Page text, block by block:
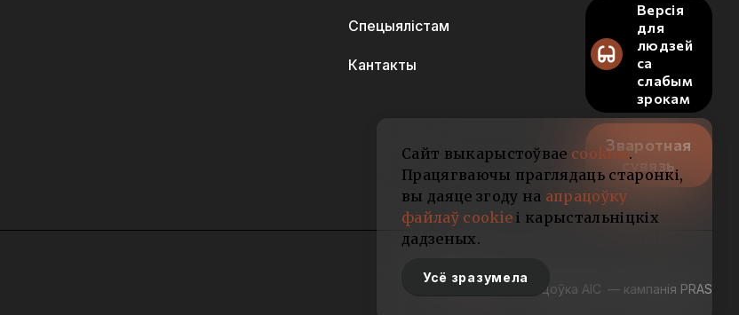
Спецыялістам
Кантакты
Версія
для
людзей
са
слабым
зрокам
Зваротная
сувязь
Распрацоўка АІС — кампанія PRAS
Сайт выкарыстоўвае cookies.
Працягваючы праглядаць старонкі,
вы даяце згоду на апрацоўку
файлаў cookie і карыстальніцкіх
дадзеных.
Усё зразумела